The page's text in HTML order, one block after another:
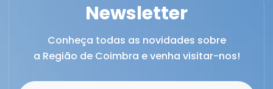
Newsletter
Conheça todas as novidades sobre
a Região de Coimbra e venha visitar-nos!